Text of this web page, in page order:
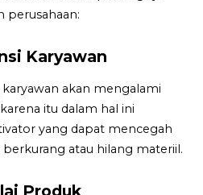
perusahaan:
Karyawan
akan mengalami
itu dalam hal ini
yang dapat mencegah
atau hilang materiil.
Produk